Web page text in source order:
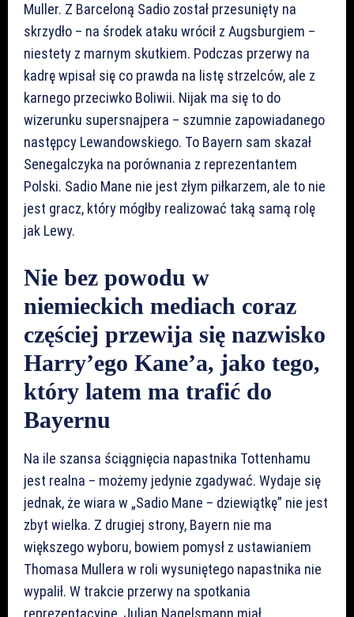
Muller. Z Barceloną Sadio został przesunięty na
skrzydło – na środek ataku wrócił z Augsburgiem –
niestety z marnym skutkiem. Podczas przerwy na
kadrę wpisał się co prawda na listę strzelców, ale z
karnego przeciwko Boliwii. Nijak ma się to do
wizerunku supersnajpera – szumnie zapowiadanego
następcy Lewandowskiego. To Bayern sam skazał
Senegalczyka na porównania z reprezentantem
Polski. Sadio Mane nie jest złym piłkarzem, ale to nie
jest gracz, który mógłby realizować taką samą rolę
jak Lewy.
Nie bez powodu w
niemieckich mediach coraz
częściej przewija się nazwisko
Harry’ego Kane’a, jako tego,
który latem ma trafić do
Bayernu
Na ile szansa ściągnięcia napastnika Tottenhamu
jest realna – możemy jedynie zgadywać. Wydaje się
jednak, że wiara w „Sadio Mane – dziewiątkę” nie jest
zbyt wielka. Z drugiej strony, Bayern nie ma
większego wyboru, bowiem pomysł z ustawianiem
Thomasa Mullera w roli wysuniętego napastnika nie
wypalił. W trakcie przerwy na spotkania